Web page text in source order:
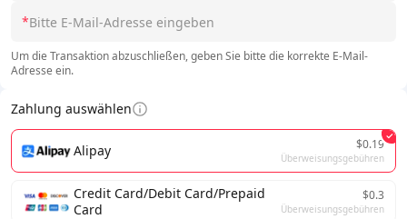
*
Um die Transaktion abzuschließen, geben Sie bitte die korrekte E-Mail-
Adresse ein.
Zahlung auswählen
Alipay $0.19
Überweisungsgebühren
Credit Card/Debit Card/Prepaid
Card
$0.3
Überweisungsgebühren